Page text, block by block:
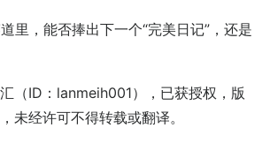
里，能否捧出下一个“完美日记”，还是
（ID：lanmeih001），已获授权，版
未经许可不得转载或翻译。